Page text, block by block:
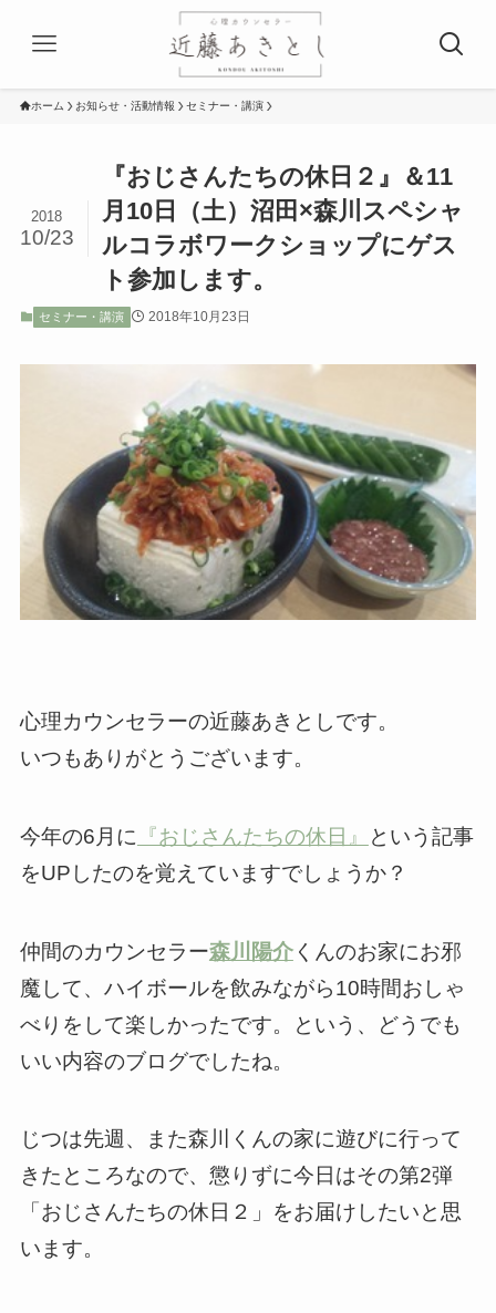
ホーム お知らせ・活動情報 セミナー・講演
『おじさんたちの休日２』＆11
月10日（土）沼田×森川スペシャ
ルコラボワークショップにゲス
ト参加します。
2018
10/23
セミナー・講演 2018年10月23日
心理カウンセラーの近藤あきとしです。
いつもありがとうございます。
今年の6月に 『おじさんたちの休日』
という記事
をUPしたのを覚えていますでしょうか？
仲間のカウンセラー森川陽介くんのお家にお邪
魔して、ハイボールを飲みながら10時間おしゃ
べりをして楽しかったです。という、どうでも
いい内容のブログでしたね。
じつは先週、また森川くんの家に遊びに行って
きたところなので、懲りずに今日はその第2弾
「おじさんたちの休日２」をお届けしたいと思
います。